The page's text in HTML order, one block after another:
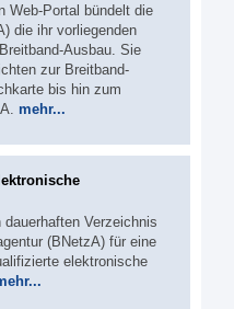
Web-Portal bündelt die
die ihr vorliegenden
Ausbau. Sie
zur Breitband-
bis hin zum
mehr...
Verzeichnis
(BNetzA) für eine
elektronische